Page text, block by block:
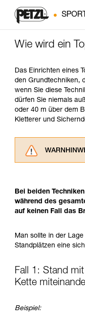
SPORT
Wie wird ein
Das Einrichten eines
den Grundtechniken,
wenn Sie diese
dürfen Sie niemals
oder 40 m über dem
Kletterer und
aufmerksam
ziehen. Um
verstehen
Die
einem Profi,
Vorgang
Sie ihn
Bei beiden
während des
auf keinen Fall das
Man sollte in der
Standplätzen eine
Fall 1: Stand
Kette
Beispiel: